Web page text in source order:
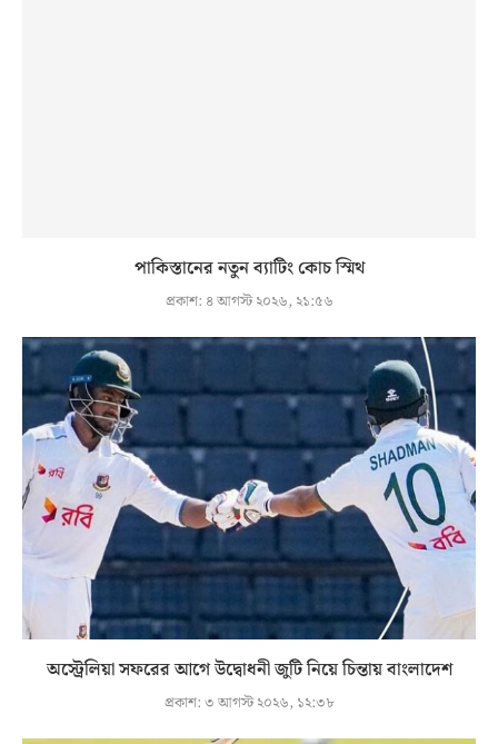
পাকিস্তানের নতুন ব্যাটিং কোচ স্মিথ
প্রকাশ: ৪ আগস্ট ২০২৬, ২১:৫৬
অস্ট্রেলিয়া সফরের আগে উদ্বোধনী জুটি নিয়ে চিন্তায় বাংলাদেশ
প্রকাশ:৩ আগস্ট ২০২৬, ১২:৩৮